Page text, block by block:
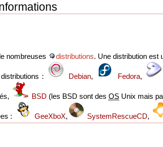
nombreuses distributions. Une distribution est
: Debian, Fedora,
BSD (les BSD sont des OS Unix mais
: GeeXboX, SystemRescueCD,